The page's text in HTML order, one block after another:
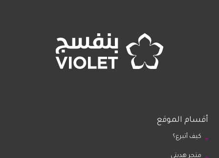
أقسام الموقع
كيف أتبرع؟
متجر هديتي